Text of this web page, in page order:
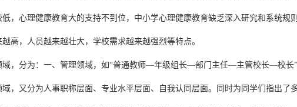
，心理健康教育大的支持不到位，中小学心理健康教育缺乏深入研究和系统规
高，人员越来越壮大，学校需求越来越强烈等特点。
域，分为：一、管理领域，如“普通教师—年级组长—部门主任—主管校长—校长
，又分为人事职称层面、专业水平层面、自我认同层面。同时为同学们指出了